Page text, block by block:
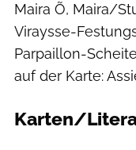
Maira Õ, Maira/
Viraysse-
Parpaillon-
auf der Karte:
Karten/